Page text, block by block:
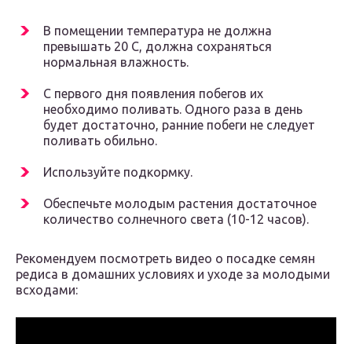
В помещении температура не должна
превышать 20 С, должна сохраняться
нормальная влажность.
С первого дня появления побегов их
необходимо поливать. Одного раза в день
будет достаточно, ранние побеги не следует
поливать обильно.
Используйте подкормку.
Обеспечьте молодым растения достаточное
количество солнечного света (10-12 часов).
Рекомендуем посмотреть видео о посадке семян
редиса в домашних условиях и уходе за молодыми
всходами: